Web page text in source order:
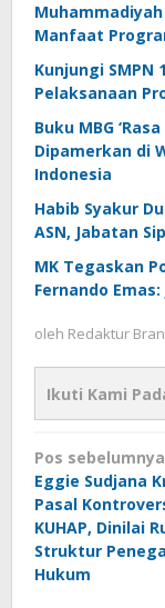
Manfaat
Kunjungi SMPN
Pelaksanaan
Buku MBG
Dipamerkan di
Indonesia
Habib Syakur
ASN, Jabatan
MK Tegaskan
Fernando
oleh Redaktur
Ikuti Kami
Navigasi
pos
Pos sebelumnya
Eggie Sudjana
Pasal
KUHAP, Dinilai
Struktur
Hukum